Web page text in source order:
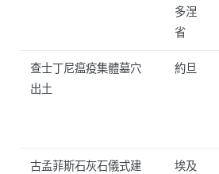
多涅
省
查士丁尼瘟疫集體墓穴
出土
約旦
古孟菲斯石灰石儀式建
埃及